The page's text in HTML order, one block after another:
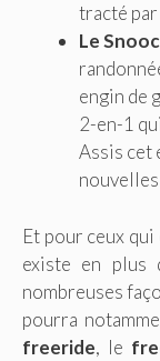
tracté
Le
engin de
2-en-1
Assis cet
Et pour ceux
existe en plus
nombreuses
pourra
freeride, le